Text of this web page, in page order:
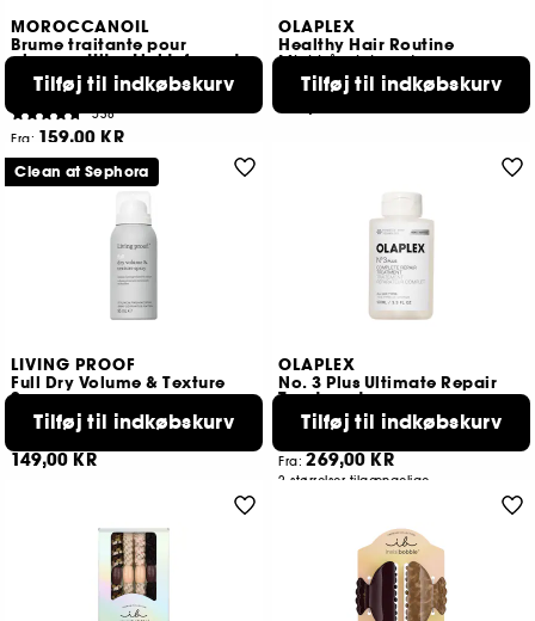
MOROCCANOIL
Brume traitante pour
cheveux Ultra Light, format
voyage
Alle hårtyper
538
Fra: 159,00 KR
2 størrelser tilgængelige
Tilføj til indkøbskurv
OLAPLEX
Healthy Hair Routine
Mini hårplejesæt
8
219,00 KR
Tilføj til indkøbskurv
LIVING PROOF
Full Dry Volume & Texture
Spray
149,00 KR
Tilføj til indkøbskurv
Clean at Sephora
OLAPLEX
No. 3 Plus Ultimate Repair
Treatment
Fra:269,00 KR
2 størrelser tilgængelige
Tilføj til indkøbskurv